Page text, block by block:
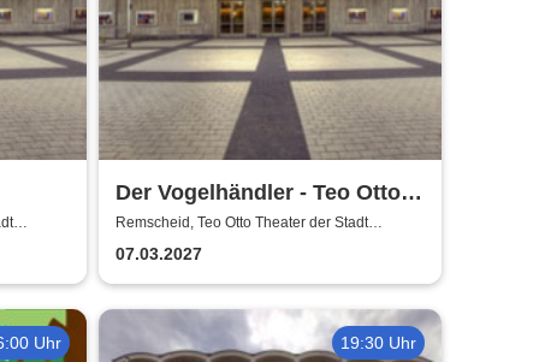
Der Vogelhändler - Teo Otto
Theater der Stadt Remscheid
Remscheid, Teo Otto Theater der Stadt
Remscheid
07.03.2027
Uhr 19:30 Uhr